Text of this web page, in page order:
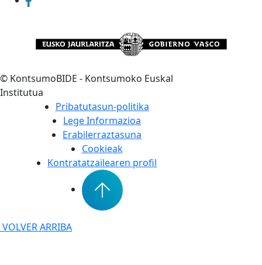
© KontsumoBIDE - Kontsumoko Euskal
Institutua
Pribatutasun-politika
Lege Informazioa
Erabilerraztasuna
Cookieak
Kontratatzailearen profil
VOLVER ARRIBA